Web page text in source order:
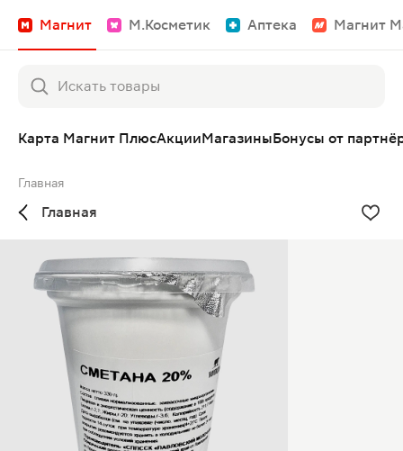
Магнит М.Косметик Аптека Магнит
Карта Магнит ПлюсАкцииМагазиныБонусы от
Главная
Главная